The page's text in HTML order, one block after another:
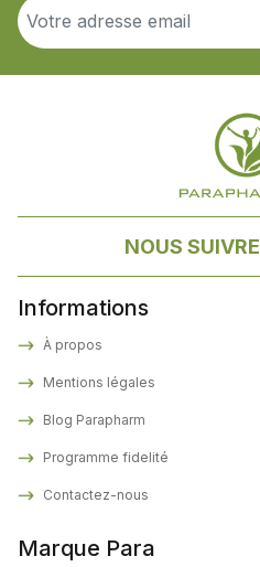
NOUS SUIVRE
Informations
À propos
Mentions légales
Blog Parapharm
Programme fidelité
Contactez-nous
Marque Para